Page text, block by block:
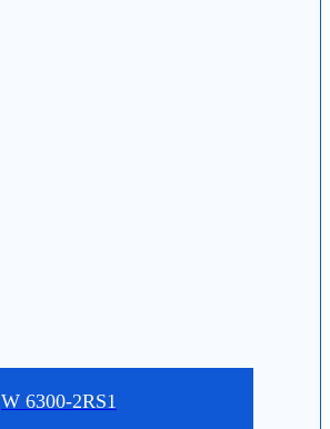
W 6300-2RS1